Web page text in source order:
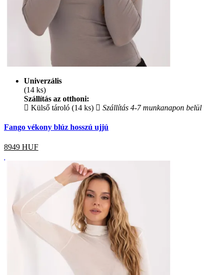
Univerzális
(14 ks)
Szállítás az otthoni:
Külső tároló (14 ks)
Szállítás 4-7 munkanapon belül
Fango vékony blúz hosszú ujjú
8949 HUF